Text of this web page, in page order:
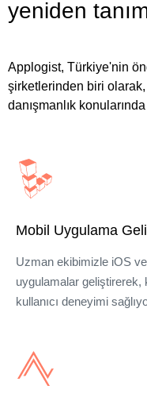
yeniden
Applogist, Türkiye'nin
şirketlerinden biri
danışmanlık
Mobil Uygulama
Uzman ekibimizle iOS
uygulamalar geliştirerek,
kullanıcı deneyimi